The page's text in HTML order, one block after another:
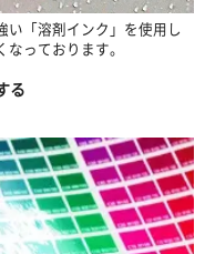
い「溶剤インク」を使用し
っております。
る